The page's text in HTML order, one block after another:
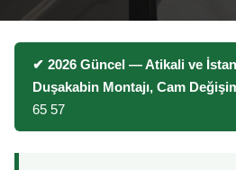
✔ 2026 Güncel — Atikali ve
Duşakabin Montajı, Cam
65 57